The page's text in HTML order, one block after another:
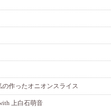
作ったオニオンスライス
上白石萌音